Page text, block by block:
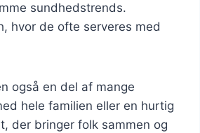
sundhedstrends.
hvor de ofte serveres med
også en del af mange
hele familien eller en hurtig
der bringer folk sammen og